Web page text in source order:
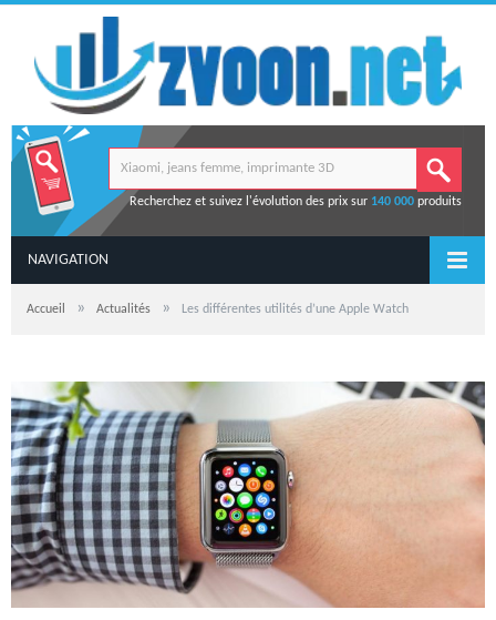
Recherchez et suivez l'évolution des prix sur 140 000produits
NAVIGATION
Accueil » Actualités » Les différentes utilités d’une Apple Watch